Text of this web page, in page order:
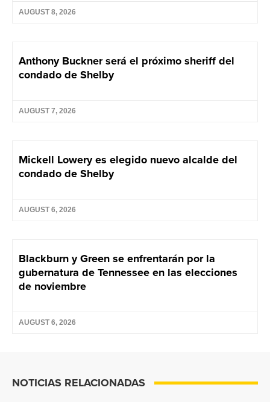
AUGUST 8, 2026
Anthony Buckner será el próximo sheriff del
condado de Shelby
AUGUST 7, 2026
Mickell Lowery es elegido nuevo alcalde del
condado de Shelby
AUGUST 6, 2026
Blackburn y Green se enfrentarán por la
gubernatura de Tennessee en las elecciones
de noviembre
AUGUST 6, 2026
NOTICIAS RELACIONADAS